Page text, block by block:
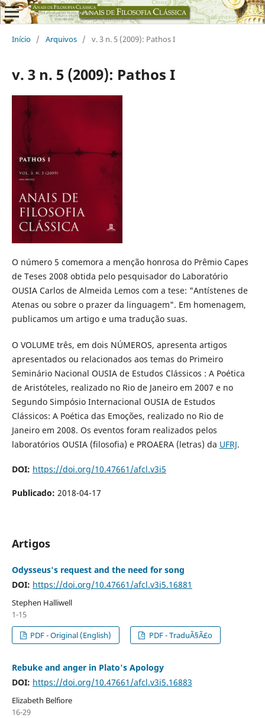
Início / Arquivos / v. 3 n. 5 (2009): Pathos I
v. 3 n. 5 (2009): Pathos I
O número 5 comemora a menção honrosa do Prêmio Capes
de Teses 2008 obtida pelo pesquisador do Laboratório
OUSIA Carlos de Almeida Lemos com a tese: "Antístenes de
Atenas ou sobre o prazer da linguagem". Em homenagem,
publicamos um artigo e uma tradução suas.
O VOLUME três, em dois NÚMEROS, apresenta artigos
apresentados ou relacionados aos temas do Primeiro
Seminário Nacional OUSIA de Estudos Clássicos : A Poética
de Aristóteles, realizado no Rio de Janeiro em 2007 e no
Segundo Simpósio Internacional OUSIA de Estudos
Clássicos: A Poética das Emoções, realizado no Rio de
Janeiro em 2008. Os eventos foram realizados pelos
laboratórios OUSIA (filosofia) e PROAERA (letras) da UFRJ.
DOI: https://doi.org/10.47661/afcl.v3i5
Publicado: 2018-04-17
Artigos
Odysseus's request and the need for song
DOI: https://doi.org/10.47661/afcl.v3i5.16881
Stephen Halliwell
1-15
PDF - Original (English)
PDF - TraduÃ§Ã£o
Rebuke and anger in Plato's Apology
DOI: https://doi.org/10.47661/afcl.v3i5.16883
Elizabeth Belfiore
16-29